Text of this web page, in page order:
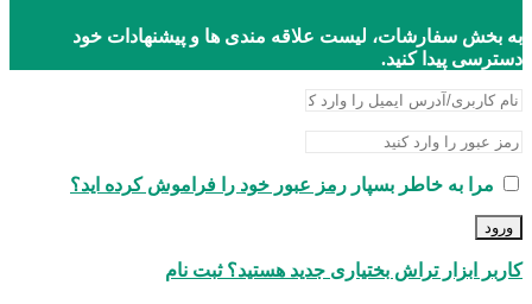
به بخش سفارشات، لیست علاقه مندی ها و پیشنهادات خود
دسترسی پیدا کنید.
مرا به خاطر بسپار رمز عبور خود را فراموش کرده اید؟
ورود
کاربر ابزار تراش بختیاری جدید هستید؟ ثبت نام